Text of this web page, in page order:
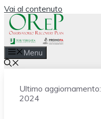
Vai al contenuto
Menu
Ultimo aggiornamento:
2024